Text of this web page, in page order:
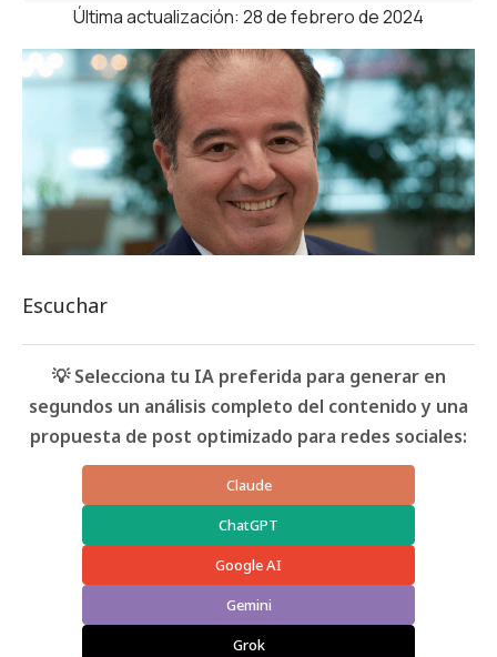
Última actualización: 28 de febrero de 2024
Escuchar
💡 Selecciona tu IA preferida para generar en
segundos un análisis completo del contenido y una
propuesta de post optimizado para redes sociales:
Claude
ChatGPT
Google AI
Gemini
Grok